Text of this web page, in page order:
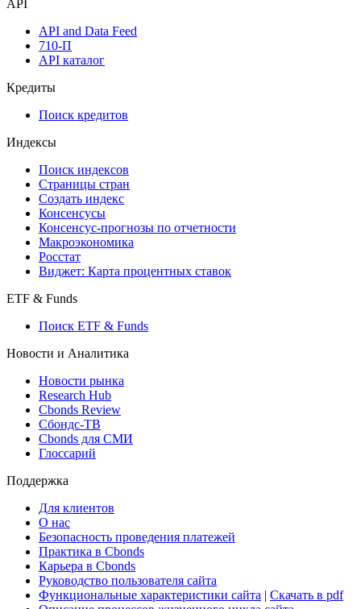
API
API and Data Feed
710-П
API каталог
Кредиты
Поиск кредитов
Индексы
Поиск индексов
Страницы стран
Создать индекс
Консенсусы
Консенсус-прогнозы по отчетности
Макроэкономика
Росстат
Виджет: Карта процентных ставок
ETF & Funds
Поиск ETF & Funds
Новости и Аналитика
Новости рынка
Research Hub
Cbonds Review
Сбондс-ТВ
Cbonds для СМИ
Глоссарий
Поддержка
Для клиентов
О нас
Безопасность проведения платежей
Практика в Cbonds
Карьера в Cbonds
Руководство пользователя сайта
Функциональные характеристики сайта | Скачать в pdf